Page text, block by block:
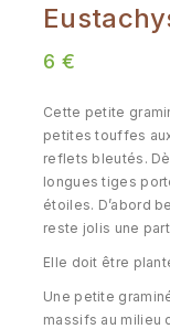
6 €
Cette petite
petites touffes
reflets bleutés.
longues tiges
étoiles. D’abord
reste jolis une
Elle doit être
Une petite
massifs au milieu